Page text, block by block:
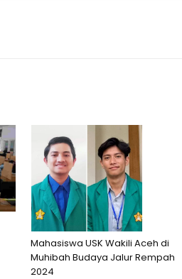
Mahasiswa USK Wakili Aceh di
Muhibah Budaya Jalur Rempah
2024